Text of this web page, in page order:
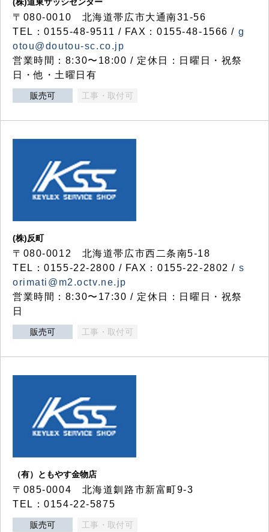
〒080-0010 北海道帯広市大通南31-56
TEL：0155-48-9511 / FAX：0155-48-1566 / g
otou@doutou-sc.co.jp
営業時間：8:30〜18:00 / 定休日：日曜日・祝祭
日・他・土曜日有
販売可 工事・取付可
(株)反町
〒080-0012 北海道帯広市西二条南5-18
TEL：0155-22-2800 / FAX：0155-22-2802 / s
orimati@m2.octv.ne.jp
営業時間：8:30〜17:30 / 定休日：日曜日・祝祭
日
販売可 工事・取付可
（有）ともやす金物店
〒085-0004 北海道釧路市新富町9-3
TEL：0154-22-5875
販売可 工事・取付可